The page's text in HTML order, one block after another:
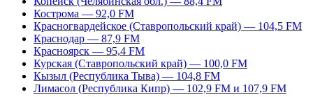
Кострома — 92,0 FM
Красногвардейское (Ставропольский край) — 104,5 FM
Краснодар — 87,9 FM
Красноярск — 95,4 FM
Курская (Ставропольский край) — 100,0 FM
Кызыл (Республика Тыва) — 104,8 FM
Лимасол (Республика Кипр) — 102,9 FM и 107,9 FM